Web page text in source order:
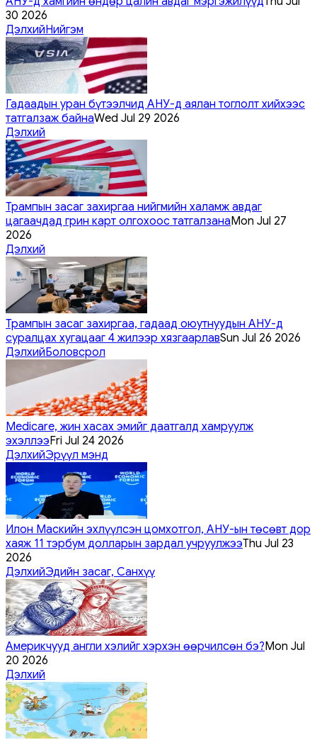
30 2026
ДэлхийНийгэм
Гадаадын уран бүтээлчид АНУ-д аялан тоглолт хийхээс
татгалзаж байнаWed Jul 29 2026
Дэлхий
Трампын засаг захиргаа нийгмийн халамж авдаг
цагаачдад грин карт олгохоос татгалзанаMon Jul 27
2026
Дэлхий
Трампын засаг захиргаа, гадаад оюутнуудын АНУ-д
суралцах хугацааг 4 жилээр хязгаарлавSun Jul 26 2026
ДэлхийБоловсрол
Medicare, жин хасах эмийг даатгалд хамруулж
эхэллээFri Jul 24 2026
ДэлхийЭрүүл мэнд
Илон Маскийн эхлүүлсэн цомхотгол, АНУ-ын төсөвт дор
хаяж 11 тэрбум долларын зардал учруулжээThu Jul 23
2026
ДэлхийЭдийн засаг, Санхүү
Америкчууд англи хэлийг хэрхэн өөрчилсөн бэ?Mon Jul
20 2026
Дэлхий